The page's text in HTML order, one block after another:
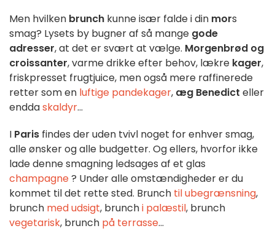
Men hvilken brunch kunne især falde i din mors
smag? Lysets by bugner af så mange gode
adresser, at det er svært at vælge. Morgenbrød og
croissanter, varme drikke efter behov, lækre kager,
friskpresset frugtjuice, men også mere raffinerede
retter som en luftige pandekager, æg Benedict eller
enddaskaldyr...
I Paris findes der uden tvivl noget for enhver smag,
alle ønsker og alle budgetter. Og ellers, hvorfor ikke
lade denne smagning ledsages af et glas
champagne? Under alle omstændigheder er du
kommet til det rette sted. Brunch til ubegrænsning,
brunch med udsigt, brunchi palæstil, brunch
vegetarisk, brunch på terrasse...